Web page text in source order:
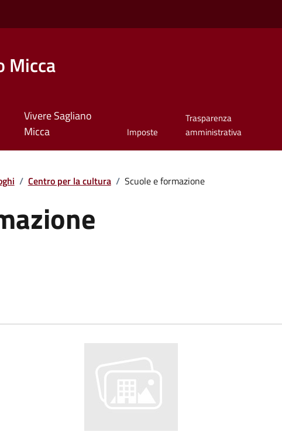
Micca
Vivere Sagliano
Micca
Imposte
Trasparenza
amministrativa
/ Centro per la cultura / Scuole e formazione